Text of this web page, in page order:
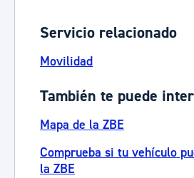
Servicio relacionado
Movilidad
También te puede
Mapa de la ZBE
Comprueba si tu vehículo
la ZBE